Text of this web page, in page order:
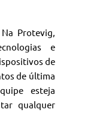
Na Protevig,
e
de
de última
esteja
qualquer